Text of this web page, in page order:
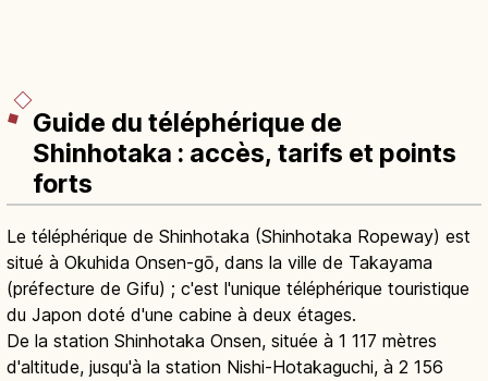
Guide du téléphérique de
Shinhotaka : accès, tarifs et points
forts
Le téléphérique de Shinhotaka (Shinhotaka Ropeway) est
situé à Okuhida Onsen-gō, dans la ville de Takayama
(préfecture de Gifu) ; c'est l'unique téléphérique touristique
du Japon doté d'une cabine à deux étages.
De la station Shinhotaka Onsen, située à 1 117 mètres
d'altitude, jusqu'à la station Nishi-Hotakaguchi, à 2 156